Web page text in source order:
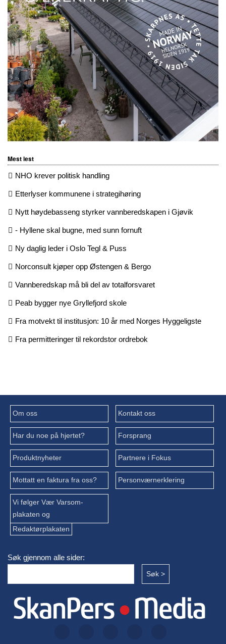
Mest lest
NHO krever politisk handling
Etterlyser kommunene i strategihøring
Nytt høydebasseng styrker vannberedskapen i Gjøvik
- Hyllene skal bugne, med sunn fornuft
Ny daglig leder i Oslo Tegl & Puss
Norconsult kjøper opp Østengen & Bergo
Vannberedskap må bli del av totalforsvaret
Peab bygger nye Gryllefjord skole
Fra motvekt til institusjon: 10 år med Norges Hyggeligste
Fra permitteringer til rekordstor ordrebok
Om oss Kontakt oss
Har du noe på hjertet? Forsprang
Produktnyheter Partnere i Fokus
Mottatt en faktura fra oss? Personværnerklering
Vi følger Vær Varsom-
plakaten og
Redaktørplakaten
Søk gjennom alle sider: